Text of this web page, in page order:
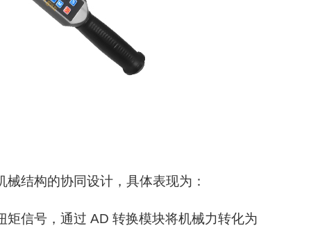
结构的协同设计，具体表现为：
信号，通过 AD 转换模块将机械力转化为